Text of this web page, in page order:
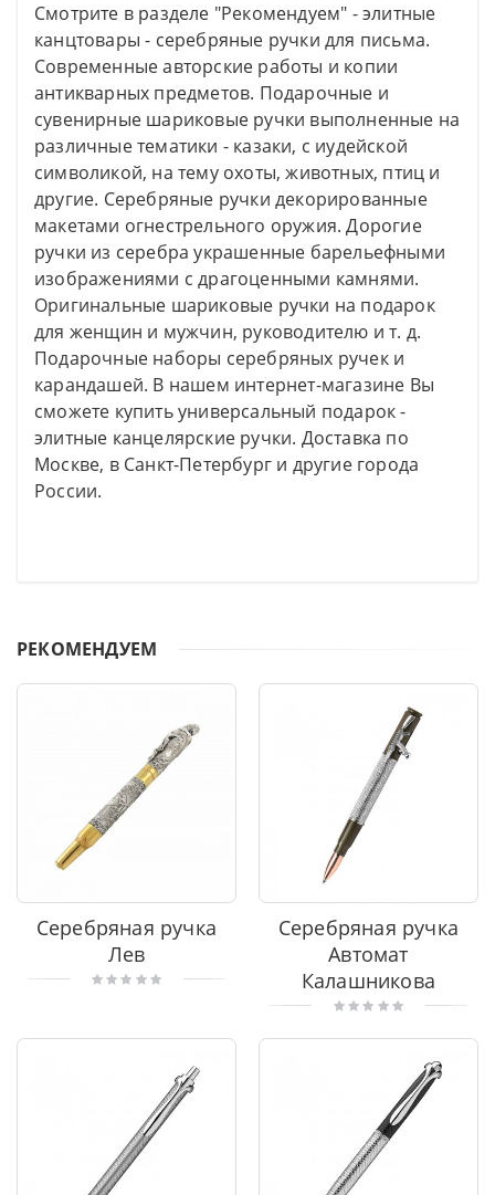
Смотрите в разделе "Рекомендуем" - элитные
канцтовары - серебряные ручки для письма.
Современные авторские работы и копии
антикварных предметов. Подарочные и
сувенирные шариковые ручки выполненные на
различные тематики - казаки, с иудейской
символикой, на тему охоты, животных, птиц и
другие. Серебряные ручки декорированные
макетами огнестрельного оружия. Дорогие
ручки из серебра украшенные барельефными
изображениями с драгоценными камнями.
Оригинальные шариковые ручки на подарок
для женщин и мужчин, руководителю и т. д.
Подарочные наборы серебряных ручек и
карандашей. В нашем интернет-магазине Вы
сможете купить универсальный подарок -
элитные канцелярские ручки. Доставка по
Москве, в Санкт-Петербург и другие города
России.
РЕКОМЕНДУЕМ
Серебряная ручка
Лев
Серебряная ручка
Автомат
Калашникова